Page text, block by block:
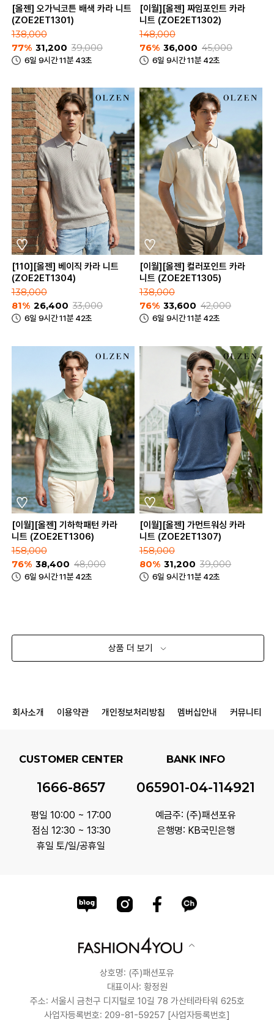
[올젠] 오가닉코튼 배색 카라 니트
(ZOE2ET1301)
138,000
77% 31,200 39,000
6일 9시간 11분 43초
[이월][올젠] 짜임포인트 카라
니트 (ZOE2ET1302)
148,000
76% 36,000 45,000
6일 9시간 11분 42초
[110][올젠] 베이직 카라 니트
(ZOE2ET1304)
138,000
81% 26,400 33,000
6일 9시간 11분 42초
[이월][올젠] 컬러포인트 카라
니트 (ZOE2ET1305)
138,000
76% 33,600 42,000
6일 9시간 11분 42초
[이월][올젠] 기하학패턴 카라
니트 (ZOE2ET1306)
158,000
76% 38,400 48,000
6일 9시간 11분 42초
[이월][올젠] 가먼트워싱 카라
니트 (ZOE2ET1307)
158,000
80% 31,200 39,000
6일 9시간 11분 42초
상품 더 보기
회사소개 이용약관 개인정보처리방침 멤버십안내 커뮤니티
CUSTOMER CENTER
1666-8657
평일 10:00 ~ 17:00
점심 12:30 ~ 13:30
휴일 토/일/공휴일
BANK INFO
065901-04-114921
예금주: (주)패션포유
은행명: KB국민은행
상호명: (주)패션포유
대표이사: 황정원
주소: 서울시 금천구 디지털로 10길 78 가산테라타워 625호
사업자등록번호: 209-81-59257 [사업자등록번호]